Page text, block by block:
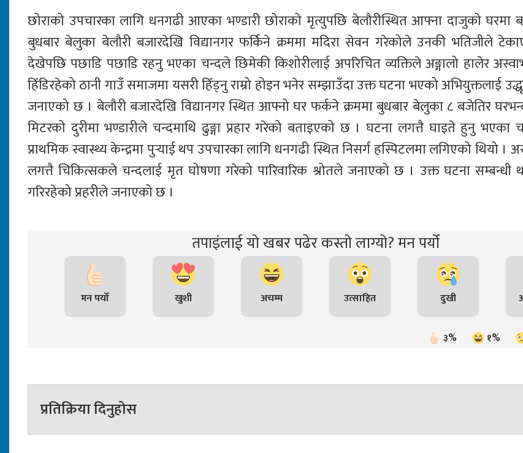
छोराको उपचारका लागि धनगढी आएका भण्डारी छोराको मृत्युपछि बेलौरीस्थित आफ्ना दाजुको घरमा
बुधबार बेलुका बेलौरी बजारदेखि विद्यानगर फर्किने क्रममा मदिरा सेवन गरेकोले उनकी भतिजीले
देखेपछि पछाडि पछाडि रहनु भएका चन्दले छिमेकी किशोरीलाई अपरिचित व्यक्तिले अङ्गालो हालेर
हिँडिरहेको ठानी गाउँ समाजमा यसरी हिँड्नु राम्रो होइन भनेर सम्झाउँदा उक्त घटना भएको अभियुक्तलाई
जनाएको छ । बेलौरी बजारदेखि विद्यानगर स्थित आफ्नो घर फर्कने क्रममा बुधबार बेलुका ८ बजेतिर
मिटरको दुरीमा भण्डारीले चन्दमाथि ढुङ्गा प्रहार गरेको बताइएको छ । घटना लगत्तै घाइते हुनु भएका
प्राथमिक स्वास्थ्य केन्द्रमा पुर्‍याई थप उपचारका लागि धनगढी स्थित निसर्ग हस्पिटलमा लगिएको थियो ।
लगत्तै चिकित्सकले चन्दलाई मृत घोषणा गरेको पारिवारिक श्रोतले जनाएको छ । उक्त घटना सम्बन्धी
गरिरहेको प्रहरीले जनाएको छ ।
तपाइंलाई यो खबर पढेर कस्तो लाग्यो? मन पर्यो
मन पर्यो खुशी अचम्म उत्साहित दुखी
३% १%
प्रतिक्रिया दिनुहोस